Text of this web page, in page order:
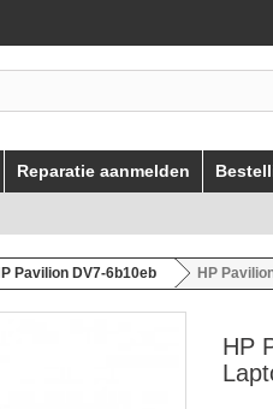
Reparatie aanmelden
Pavilion DV7-6b10eb HP
HP